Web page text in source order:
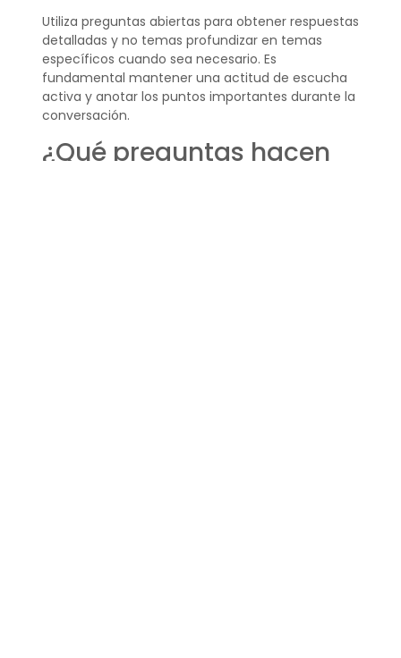
Utiliza preguntas abiertas para obtener respuestas
detalladas y no temas profundizar en temas
específicos cuando sea necesario. Es
fundamental mantener una actitud de escucha
activa y anotar los puntos importantes durante la
conversación.
¿Qué preguntas hacen